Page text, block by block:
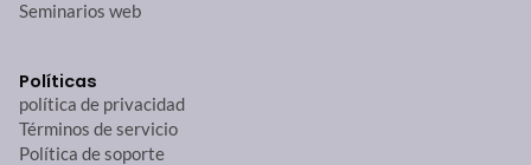
Seminarios web
Políticas
política de privacidad
Términos de servicio
Política de soporte